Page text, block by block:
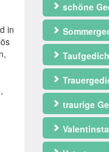
in
schöne
traurige